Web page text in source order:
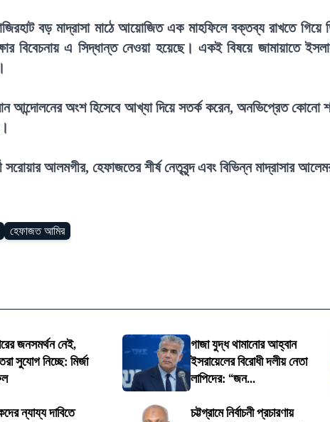
বড় মাদ্রাসা মাঠে আয়োজিত এক মাহফিলে বক্তব্য রাখতে গিয়ে
বিবেচনায় এ সিদ্ধান্ত নেওয়া হয়েছে। একই বিষয়ে জামায়াতে
আন্দোলনের অংশ হিসেবে আখ্যা দিয়ে সতর্ক করেন, অনভিপ্রেত কোনো
সরোয়ার আলমগীর, হেফাজতের শীর্ষ নেতৃবৃন্দ এবং বিভিন্ন মাদ্রাসার
হেফাজত আমির
জনসমর্থন নেই,
সুযোগ নিচ্ছে: মির্জা
গাজা যুদ্ধ থামানোর আহ্বান
ইসরায়েলের বিরোধী দলীয় নেতা
লাপিদের: “জন...
ন্যায্য দাবিতে
চট্টগ্রামে নির্বাচনী প্রচারণায়